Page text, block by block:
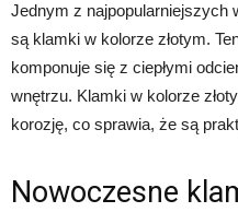
Jednym z najpopularniejszych
są klamki w kolorze złotym.
komponuje się z ciepłymi
wnętrzu. Klamki w kolorze
korozję, co sprawia, że są
Nowoczesne